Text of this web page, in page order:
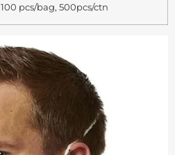
100 pcs/bag, 500pcs/ctn